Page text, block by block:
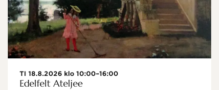
TI 18.8.2026 klo 10:00–16:00
Edelfelt Ateljee